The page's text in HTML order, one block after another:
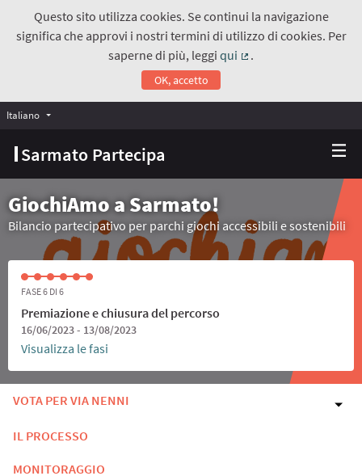
Questo sito utilizza cookies. Se continui la navigazione
significa che approvi i nostri termini di utilizzo di cookies. Per
saperne di più, leggiqui
.
OK, accetto
Sarmato Partecipa
Italiano Choose language
GiochiAmo a Sarmato!
Bilancio partecipativo per parchi giochi accessibili e sostenibili
FASE 6 DI 6
Premiazione e chiusura del percorso
16/06/2023 - 13/08/2023
Visualizza le fasi
VOTA PER VIA NENNI
IL PROCESSO
MONITORAGGIO